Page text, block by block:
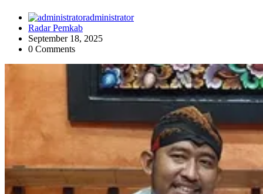
administrator
Radar Pemkab
September 18, 2025
0 Comments